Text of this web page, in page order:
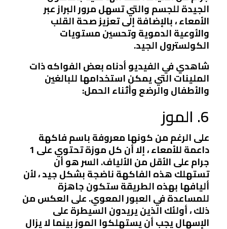
الجيدة للجسم والتي تسهل مرور البراز عبر
الأمعاء ، بالإضافة إلى تعزيز صحة القلب
والأوعية الدموية وتحسين مستويات
الكولسترول الجيد.
شاهدي في الفيديو أدناه بعض الفواكه ذات
الملينات التي يمكن استخدامها للبالغين
والأطفال والرضع وأثناء الحمل:
6. الموز
على الرغم من كونها معروفة باسم فاكهة
داعمة للأمعاء ، إلا أن كل موزة تحتوي على 1
جرام على الأقل من الألياف. السر هو أن
تستهلك هذه الفاكهة ناضجة بشكل جيد ، لأن
أليافها بهذه الطريقة ستكون جاهزة
للمساعدة في العبور المعوي. على العكس من
ذلك ، أولئك الذين يريدون السيطرة على
الإسهال يجب أن يستهلكوا الموز بينما لا يزال